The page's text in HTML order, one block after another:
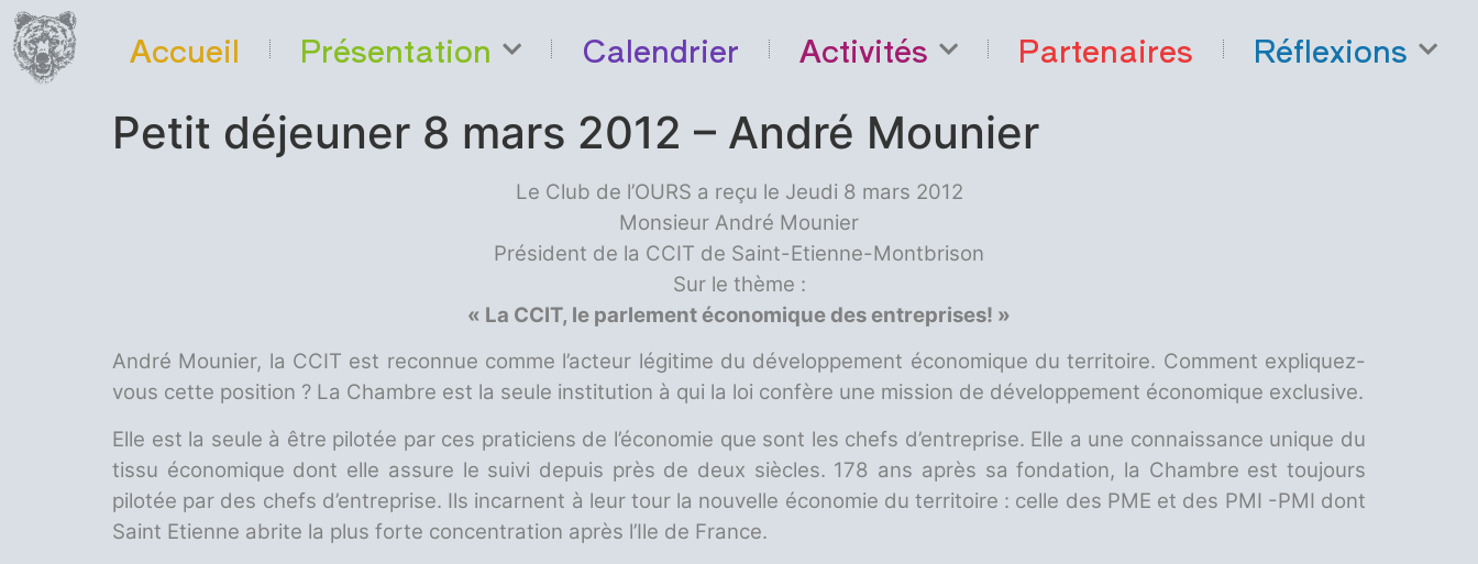
Accueil Présentation Calendrier Activités Partenaires Réflexions
Petit déjeuner 8 mars 2012 – André Mounier
Le Club de l’OURS a reçu le Jeudi 8 mars 2012
Monsieur André Mounier
Président de la CCIT de Saint-Etienne-Montbrison
Sur le thème :
« La CCIT, le parlement économique des entreprises! »
André Mounier, la CCIT est reconnue comme l’acteur légitime du développement économique du territoire. Comment expliquez-
vous cette position ? La Chambre est la seule institution à qui la loi confère une mission de développement économique exclusive.
Elle est la seule à être pilotée par ces praticiens de l’économie que sont les chefs d’entreprise. Elle a une connaissance unique du
tissu économique dont elle assure le suivi depuis près de deux siècles. 178 ans après sa fondation, la Chambre est toujours
pilotée par des chefs d’entreprise. Ils incarnent à leur tour la nouvelle économie du territoire : celle des PME et des PMI -PMI dont
Saint Etienne abrite la plus forte concentration après l’Ile de France.